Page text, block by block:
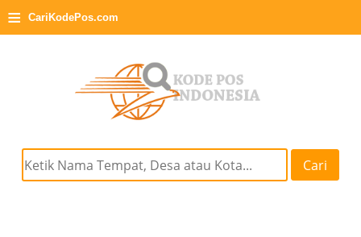
≡ CariKodePos.com
Cari